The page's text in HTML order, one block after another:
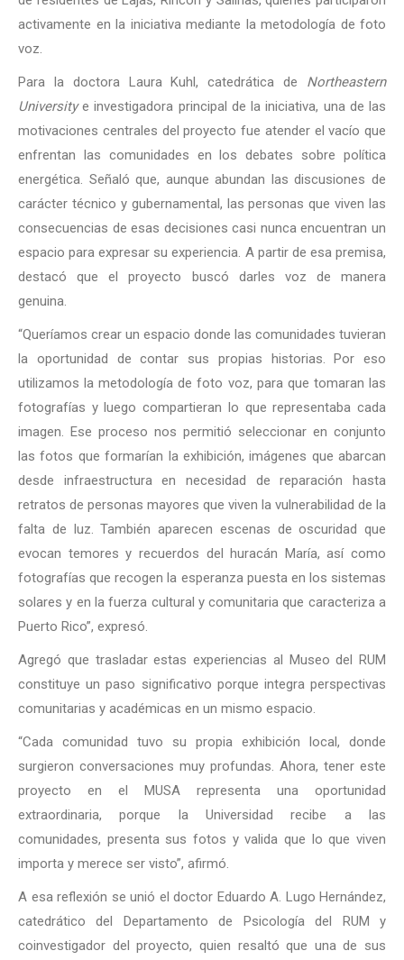
activamente en la iniciativa mediante la metodología de foto
voz.
Para la doctora Laura Kuhl, catedrática de Northeastern
Universitye investigadora principal de la iniciativa, una de las
motivaciones centrales del proyecto fue atender el vacío que
enfrentan las comunidades en los debates sobre política
energética. Señaló que, aunque abundan las discusiones de
carácter técnico y gubernamental, las personas que viven las
consecuencias de esas decisiones casi nunca encuentran un
espacio para expresar su experiencia. A partir de esa premisa,
destacó que el proyecto buscó darles voz de manera
genuina.
“Queríamos crear un espacio donde las comunidades tuvieran
la oportunidad de contar sus propias historias. Por eso
utilizamos la metodología de foto voz, para que tomaran las
fotografías y luego compartieran lo que representaba cada
imagen. Ese proceso nos permitió seleccionar en conjunto
las fotos que formarían la exhibición, imágenes que abarcan
desde infraestructura en necesidad de reparación hasta
retratos de personas mayores que viven la vulnerabilidad de la
falta de luz. También aparecen escenas de oscuridad que
evocan temores y recuerdos del huracán María, así como
fotografías que recogen la esperanza puesta en los sistemas
solares y en la fuerza cultural y comunitaria que caracteriza a
Puerto Rico”, expresó.
Agregó que trasladar estas experiencias al Museo del RUM
constituye un paso significativo porque integra perspectivas
comunitarias y académicas en un mismo espacio.
“Cada comunidad tuvo su propia exhibición local, donde
surgieron conversaciones muy profundas. Ahora, tener este
proyecto en el MUSA representa una oportunidad
extraordinaria, porque la Universidad recibe a las
comunidades, presenta sus fotos y valida que lo que viven
importa y merece ser visto”, afirmó.
A esa reflexión se unió el doctor Eduardo A. Lugo Hernández,
catedrático del Departamento de Psicología del RUM y
coinvestigador del proyecto, quien resaltó que una de sus